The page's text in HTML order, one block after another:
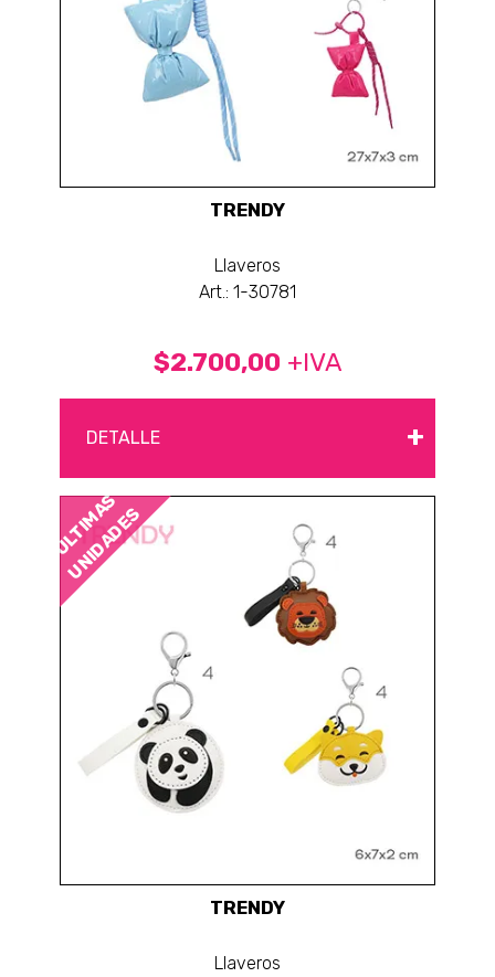
TRENDY
Llaveros
Art.: 1-30781
$2.700,00 +IVA
DETALLE +
ÚLTIMAS
UNIDADES
TRENDY
Llaveros